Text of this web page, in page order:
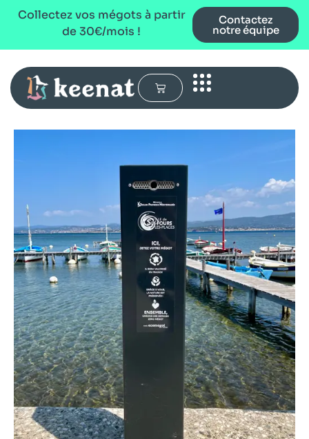
Collectez vos mégots à partir
de 30€/mois !
Contactez
notre équipe